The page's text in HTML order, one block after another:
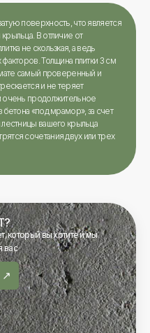
поверхность, что является
В отличие от
не скользкая, а ведь
Толщина плитки 3 см
самый проверенный и
и не теряет
очень продолжительное
«под мрамор», за счет
вашего крыльца
сочетания двух или трех
который вы хотите и мы
вас